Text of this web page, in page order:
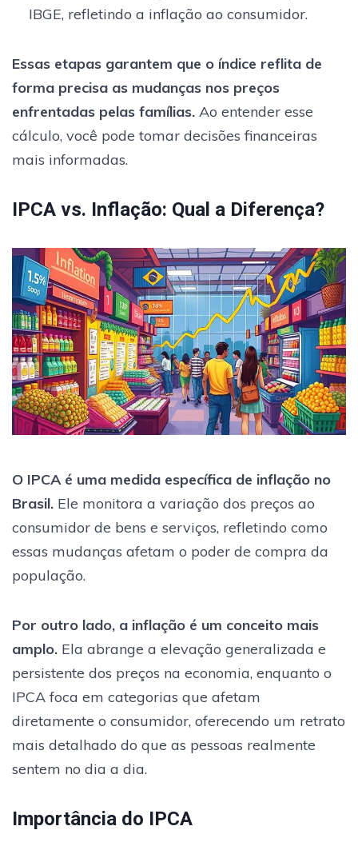
IBGE, refletindo a inflação ao consumidor.
Essas etapas garantem que o índice reflita de
forma precisa as mudanças nos preços
enfrentadas pelas famílias. Ao entender esse
cálculo, você pode tomar decisões financeiras
mais informadas.
IPCA vs. Inflação: Qual a Diferença?
O IPCA é uma medida específica de inflação no
Brasil. Ele monitora a variação dos preços ao
consumidor de bens e serviços, refletindo como
essas mudanças afetam o poder de compra da
população.
Por outro lado, a inflação é um conceito mais
amplo. Ela abrange a elevação generalizada e
persistente dos preços na economia, enquanto o
IPCA foca em categorias que afetam
diretamente o consumidor, oferecendo um retrato
mais detalhado do que as pessoas realmente
sentem no dia a dia.
Importância do IPCA